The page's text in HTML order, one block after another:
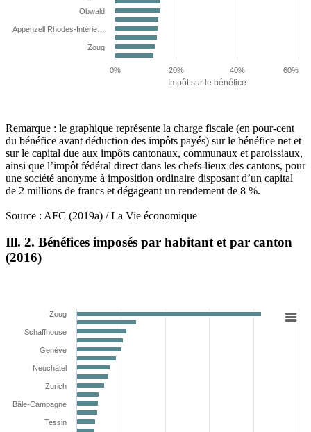
Impôt sur le bénéfice
Obwald
Appenzell Rhodes-Intérie…
Zoug
0% 20% 40% 60%
Remarque : le graphique représente la charge fiscale (en pour-cent
du bénéfice avant déduction des impôts payés) sur le bénéfice net et
sur le capital due aux impôts cantonaux, communaux et paroissiaux,
ainsi que l’impôt fédéral direct dans les chefs-lieux des cantons, pour
une société anonyme à imposition ordinaire disposant d’un capital
de 2 millions de francs et dégageant un rendement de 8 %.
Source : AFC (2019a) / La Vie économique
Ill. 2. Bénéfices imposés par habitant et par canton
(2016)
Zoug
Schaffhouse
Genève
Neuchâtel
Zurich
Bâle-Campagne
Tessin